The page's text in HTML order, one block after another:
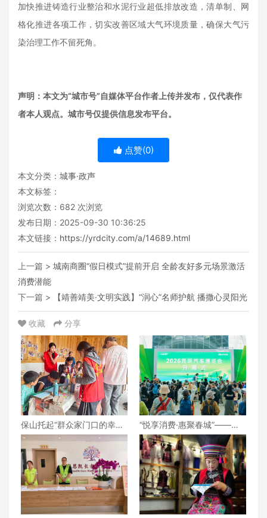
加快推进铸造行业整治和水泥行业超低排放改造，清单制、网
格化推进各项工作，切实改善区域大气环境质量，确保大气污
染治理工作不留死角。
声明：本文为“城市号”自媒体平台作者上传并发布，仅代表作
者本人观点。城市号仅提供信息发布平台。
点赞(0)
本文分类： 城事·政声
本文标签：
浏览次数： 682 次浏览
发布日期：2025-09-30 10:36:25
本文链接： https://yrdcity.com/a/14689.html
上一篇 > 城南商圈“假日模式”提前开启 全龄友好多元场景激活
消费潜能
下一篇 >
【靖善靖美·文明实践】“润心”名师护航 播撒心灵阳光
收藏 分享
保山托起“群众家门口的幸
福”（6）‖腾冲猴桥镇：家门
口的“火塘会”，激活边疆治
理“神经末梢”
“悦享消费·惠聚春城”——
2026昆明汽车博览会盛大开
幕